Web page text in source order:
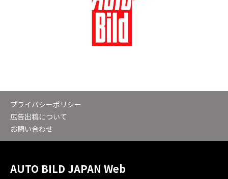
プライバシーポリシー
広告出稿について
お問い合わせ
AUTO BILD JAPAN Web